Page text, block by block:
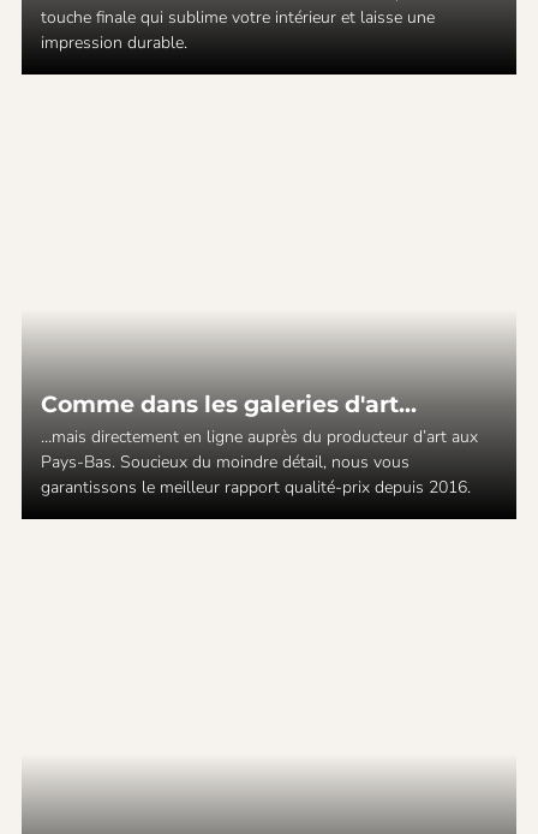
touche finale qui sublime votre intérieur et laisse une
impression durable.
Comme dans les galeries d'art...
…mais directement en ligne auprès du producteur d’art aux
Pays-Bas. Soucieux du moindre détail, nous vous
garantissons le meilleur rapport qualité-prix depuis 2016.